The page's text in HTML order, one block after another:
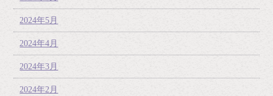
2024年5月
2024年4月
2024年3月
2024年2月